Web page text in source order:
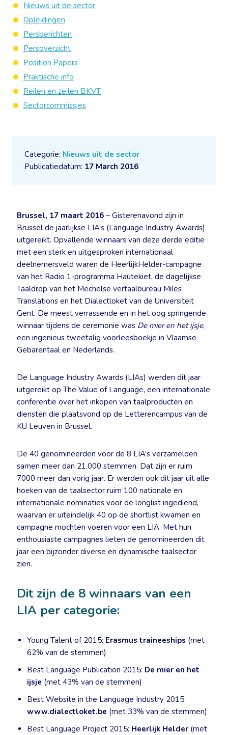
Categorie: Nieuws uit de sector
Publicatiedatum: 17 March 2016
Brussel, 17 maart 2016 – Gisterenavond zijn in
Brussel de jaarlijkse LIA’s (Language Industry Awards)
uitgereikt. Opvallende winnaars van deze derde editie
met een sterk en uitgesproken internationaal
deelnemersveld waren de HeerlijkHelder-campagne
van het Radio 1-programma Hautekiet, de dagelijkse
Taaldrop van het Mechelse vertaalbureau Miles
Translations en het Dialectloket van de Universiteit
Gent. De meest verrassende en in het oog springende
winnaar tijdens de ceremonie was De mier en het ijsje,
een ingenieus tweetalig voorleesboekje in Vlaamse
Gebarentaal en Nederlands.
De Language Industry Awards (LIAs) werden dit jaar
uitgereikt op The Value of Language, een internationale
conferentie over het inkopen van taalproducten en
diensten die plaatsvond op de Letterencampus van de
KU Leuven in Brussel.
De 40 genomineerden voor de 8 LIA’s verzamelden
samen meer dan 21.000 stemmen. Dat zijn er ruim
7000 meer dan vorig jaar. Er werden ook dit jaar uit alle
hoeken van de taalsector ruim 100 nationale en
internationale nominaties voor de longlist ingediend,
waarvan er uiteindelijk 40 op de shortlist kwamen en
campagne mochten voeren voor een LIA. Met hun
enthousiaste campagnes lieten de genomineerden dit
jaar een bijzonder diverse en dynamische taalsector
zien.
Dit zijn de 8 winnaars van een
LIA per categorie:
Young Talent of 2015: Erasmus traineeships (met
62% van de stemmen)
Best Language Publication 2015: De mier en het
ijsje (met 43% van de stemmen)
Best Website in the Language Industry 2015:
www.dialectloket.be (met 33% van de stemmen)
Best Language Project 2015: Heerlijk Helder (met
Nieuws uit de sector
Opleidingen
Persberichten
Persoverzicht
Position Papers
Praktische info
Reilen en zeilen BKVT
Sectorcommissies